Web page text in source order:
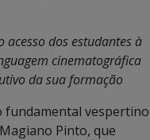
acesso dos estudantes à
cinematográfica
da sua formação
fundamental vespertino
Pinto, que